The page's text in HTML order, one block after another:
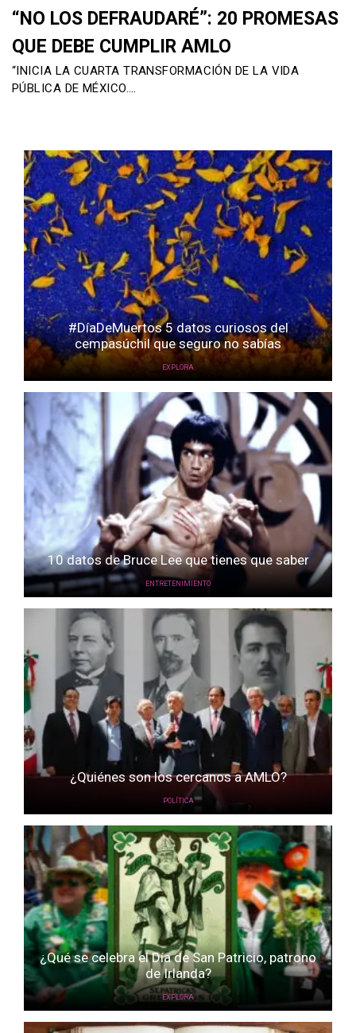
“NO LOS DEFRAUDARÉ”: 20 PROMESAS
QUE DEBE CUMPLIR AMLO
“INICIA LA CUARTA TRANSFORMACIÓN DE LA VIDA
PÚBLICA DE MÉXICO….
#DíaDeMuertos 5 datos curiosos del
cempasúchil que seguro no sabías
EXPLORA
10 datos de Bruce Lee que tienes que saber
ENTRETENIMIENTO
¿Quiénes son los cercanos a AMLO?
POLÍTICA
¿Qué se celebra el Día de San Patricio, patrono
de Irlanda?
EXPLORA